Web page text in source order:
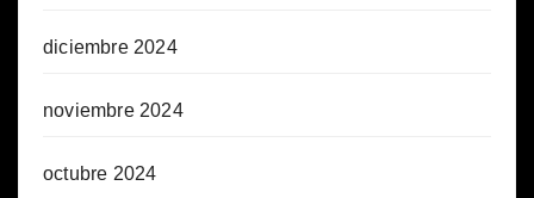
diciembre 2024
noviembre 2024
octubre 2024